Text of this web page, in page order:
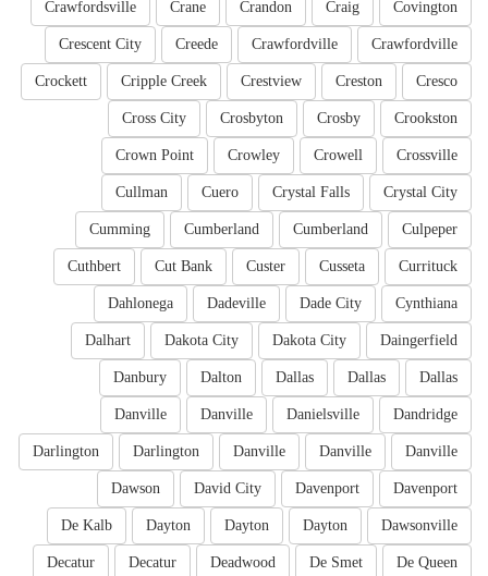
Covington
Craig
Crandon
Crane
Crawfordsville
Crawfordville
Crawfordville
Creede
Crescent City
Cresco
Creston
Crestview
Cripple Creek
Crockett
Crookston
Crosby
Crosbyton
Cross City
Crossville
Crowell
Crowley
Crown Point
Crystal City
Crystal Falls
Cuero
Cullman
Culpeper
Cumberland
Cumberland
Cumming
Currituck
Cusseta
Custer
Cut Bank
Cuthbert
Cynthiana
Dade City
Dadeville
Dahlonega
Daingerfield
Dakota City
Dakota City
Dalhart
Dallas
Dallas
Dallas
Dalton
Danbury
Dandridge
Danielsville
Danville
Danville
Danville
Danville
Danville
Darlington
Darlington
Davenport
Davenport
David City
Dawson
Dawsonville
Dayton
Dayton
Dayton
De Kalb
De Queen
De Smet
Deadwood
Decatur
Decatur